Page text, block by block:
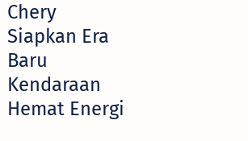
Chery
Siapkan Era
Baru
Kendaraan
Hemat Energi